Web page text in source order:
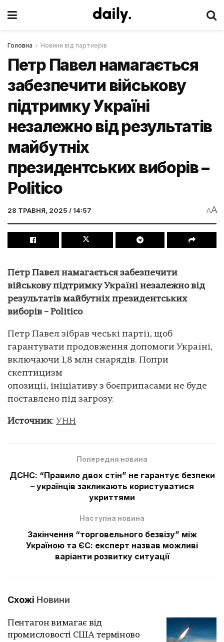
Головна Новини від партнерів
Петр Павел намагається
забезпечити військову
підтримку Україні
незалежно від результатів
майбутніх
президентських виборів –
Politico
28 ТРАВНЯ, 2025 / 14:57 AA
Петр Павел намагається забезпечити
військову підтримку Україні незалежно від
результатів майбутніх президентських
виборів – Politico
Петр Павел зібрав чеські партії, щоб
гарантувати продовження допомоги Україні,
включаючи 1,8 млн снарядів. Попри
скептицизм
опозиції, ініціативу з боєприпасами не буде
поставлено під загрозу.
Источник: УНН
Попередня новина
ДСНС: “Правило двох стін” не гарантує безпеки
– українців закликають користуватися
укриттями
Наступна новина
Закінчення “торговельного безвізу” між
Україною та ЄС: експерт назвав можливі
варіанти розвитку ситуації
Схожі Новини
Пентагон вимагає від
промисловості США терміново